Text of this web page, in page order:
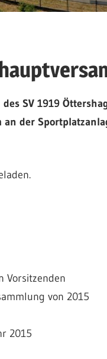
SV 1919
der
Vorsitzenden
von 2015
2015